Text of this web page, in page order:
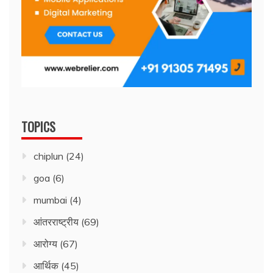
TOPICS
chiplun (24)
goa (6)
mumbai (4)
आंतरराष्ट्रीय (69)
आरोग्य (67)
आर्थिक (45)